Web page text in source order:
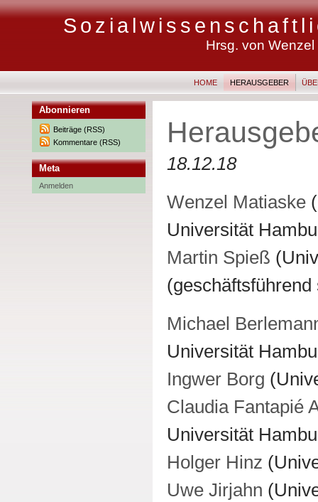
Hrsg. von
HOME HERAUSGEBER
Abonnieren
Beiträge (RSS)
Kommentare (RSS)
Meta
Anmelden
18.12.18
Wenzel Matiaske
Universität
Martin Spieß
(geschäftsführend
Michael
Universität
Ingwer Borg
Claudia Fantapié
Universität
Holger Hinz
Uwe Jirjahn